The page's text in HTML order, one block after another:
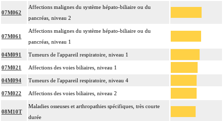
07M062
Affections malignes du système hépato-biliaire ou du
pancréas, niveau 2
07M061
Affections malignes du système hépato-biliaire ou du
pancréas, niveau 1
04M091 Tumeurs de l'appareil respiratoire, niveau 1
07M021 Affections des voies biliaires, niveau 1
04M094 Tumeurs de l'appareil respiratoire, niveau 4
07M022 Affections des voies biliaires, niveau 2
08M10T
Maladies osseuses et arthropathies spécifiques, très courte
durée